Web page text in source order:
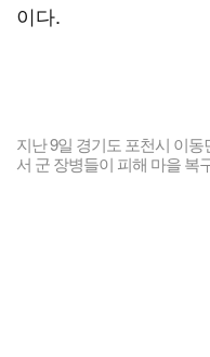
이다.
지난 9일 경기도 포천시 이
서 군 장병들이 피해 마을 복